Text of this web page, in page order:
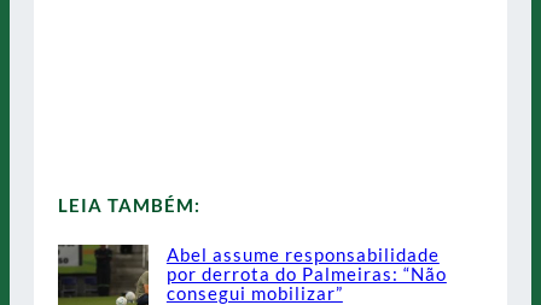
LEIA TAMBÉM:
Abel assume responsabilidade
por derrota do Palmeiras: “Não
consegui mobilizar”